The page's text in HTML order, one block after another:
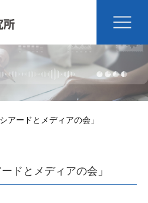
アードとメディアの会」
ドとメディアの会」